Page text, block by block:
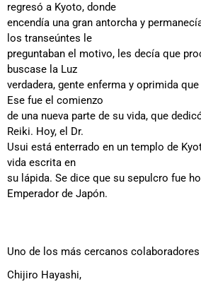
regresó a Kyoto, donde
encendía una gran antorcha y
los transeúntes le
preguntaban el motivo, les decía que
buscase la Luz
verdadera, gente enferma y oprimida
Ese fue el comienzo
de una nueva parte de su vida, que
Reiki. Hoy, el Dr.
Usui está enterrado en un templo de
vida escrita en
su lápida. Se dice que su sepulcro fue
Emperador de Japón.
Uno de los más cercanos colaboradores
Chijiro Hayashi,